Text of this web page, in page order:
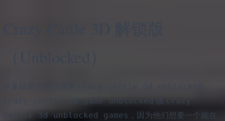
crazy cattle 3d game unblocked 或 crazy
cattle 3d unblocked games ，因为他们想要一个能在